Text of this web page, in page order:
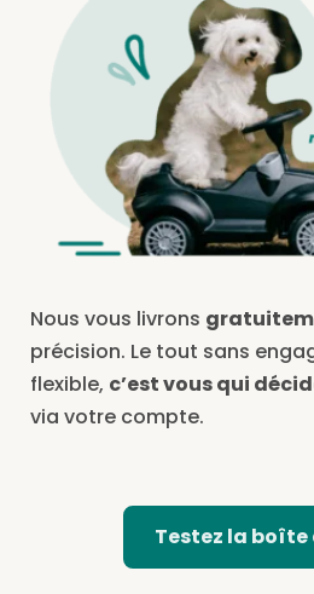
Nous vous livrons
précision. Le tout sans
flexible, c’est vous qui
via votre compte.
Testez la boîte